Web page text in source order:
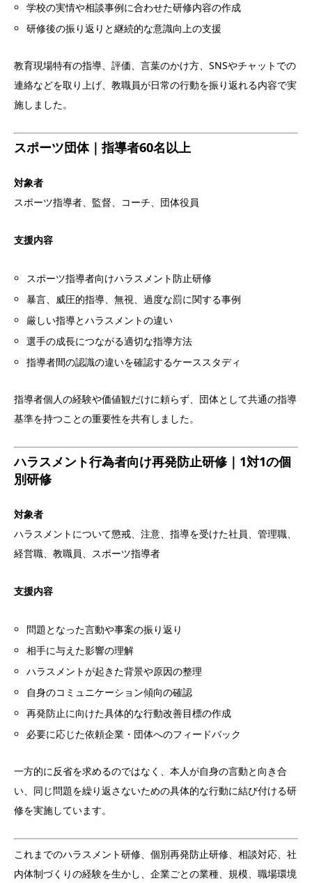
学校の実情や相談事例に合わせた研修内容の作成
研修後の振り返りと継続的な意識向上の支援
教育現場特有の指導、評価、言葉のかけ方、SNSやチャットでの
連絡などを取り上げ、教職員が日常の行動を振り返れる内容で実
施しました。
スポーツ団体｜指導者60名以上
対象者
スポーツ指導者、監督、コーチ、団体役員
支援内容
スポーツ指導者向けハラスメント防止研修
暴言、威圧的指導、無視、過度な罰に関する事例
厳しい指導とハラスメントの違い
選手の成長につながる適切な指導方法
指導者間の認識の違いを確認するケーススタディ
指導者個人の経験や価値観だけに頼らず、団体として共通の指導
基準を持つことの重要性を共有しました。
ハラスメント行為者向け再発防止研修｜1対1の個
別研修
対象者
ハラスメントについて懲戒、注意、指導を受けた社員、管理職、
経営職、教職員、スポーツ指導者
支援内容
問題となった言動や事案の振り返り
相手に与えた影響の理解
ハラスメントが起きた背景や原因の整理
自身のコミュニケーション傾向の確認
再発防止に向けた具体的な行動改善目標の作成
必要に応じた依頼企業・団体へのフィードバック
一方的に反省を求めるのではなく、本人が自身の言動と向き合
い、同じ問題を繰り返さないための具体的な行動に結び付ける研
修を実施しています。
これまでのハラスメント研修、個別再発防止研修、相談対応、社
内体制づくりの経験を生かし、企業ごとの業種、規模、職場環境